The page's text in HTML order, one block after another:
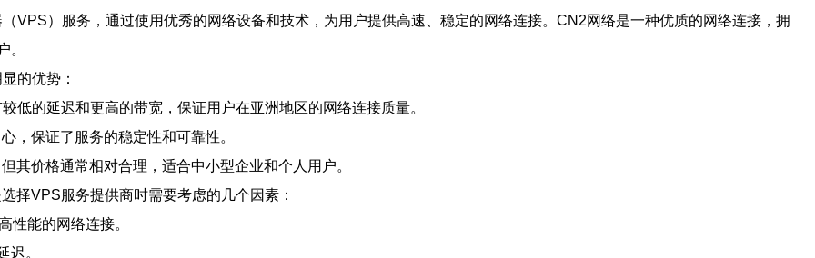
VPS）服务，通过使用优秀的网络设备和技术，为用户提供高速、稳定的网络连接。CN2网络是一种优质的网络连接，拥
。
的优势：
低的延迟和更高的带宽，保证用户在亚洲地区的网络连接质量。
，保证了服务的稳定性和可靠性。
其价格通常相对合理，适合中小型企业和个人用户。
择VPS服务提供商时需要考虑的几个因素：
性能的网络连接。
迟。